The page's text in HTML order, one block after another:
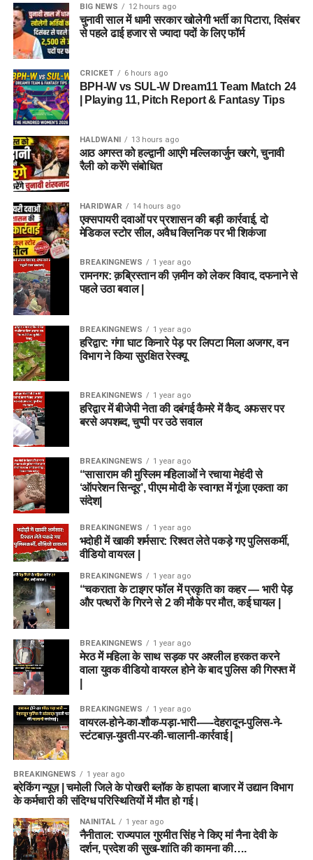
BIG NEWS 12 hours ago
चुनावी साल में धामी सरकार खोलेगी भर्ती का पिटारा, दिसंबर
से पहले ढाई हजार से ज्यादा पदों के लिए फॉर्म
CRICKET 6 hours ago
BPH-W vs SUL-W Dream11 Team Match 24
| Playing 11, Pitch Report & Fantasy Tips
HALDWANI 13 hours ago
आठ अगस्त को हल्द्वानी आएंगे मल्लिकार्जुन खरगे, चुनावी
रैली को करेंगे संबोधित
HARIDWAR 14 hours ago
एक्सपायरी दवाओं पर प्रशासन की बड़ी कार्रवाई, दो
मेडिकल स्टोर सील, अवैध क्लिनिक पर भी शिकंजा
BREAKINGNEWS 1 year ago
रामनगर: क़ब्रिस्तान की ज़मीन को लेकर विवाद, दफनाने से
पहले उठा बवाल |
BREAKINGNEWS 1 year ago
हरिद्वार: गंगा घाट किनारे पेड़ पर लिपटा मिला अजगर, वन
विभाग ने किया सुरक्षित रेस्क्यू
BREAKINGNEWS 1 year ago
हरिद्वार में बीजेपी नेता की दबंगई कैमरे में कैद, अफसर पर
बरसे अपशब्द, चुप्पी पर उठे सवाल
BREAKINGNEWS 1 year ago
“सासाराम की मुस्लिम महिलाओं ने रचाया मेहंदी से
‘ऑपरेशन सिन्दूर’, पीएम मोदी के स्वागत में गूंजा एकता का
संदेश|
BREAKINGNEWS 1 year ago
भदोही में खाकी शर्मसार: रिश्वत लेते पकड़े गए पुलिसकर्मी,
वीडियो वायरल |
BREAKINGNEWS 1 year ago
“चकराता के टाइगर फॉल में प्रकृति का कहर — भारी पेड़
और पत्थरों के गिरने से 2 की मौके पर मौत, कई घायल |
BREAKINGNEWS 1 year ago
मेरठ में महिला के साथ सड़क पर अश्लील हरकत करने
वाला युवक वीडियो वायरल होने के बाद पुलिस की गिरफ्त में
BREAKINGNEWS 1 year ago
वायरल-होने-का-शौक-पड़ा-भारी-—-देहरादून-पुलिस-ने-
स्टंटबाज़-युवती-पर-की-चालानी-कार्रवाई |
BREAKINGNEWS 1 year ago
ब्रेकिंग न्यूज़ | चमोली जिले के पोखरी ब्लॉक के हापला बाजार में उद्यान विभाग
के कर्मचारी की संदिग्ध परिस्थितियों में मौत हो गई।
NAINITAL 1 year ago
नैनीताल: राज्यपाल गुरमीत सिंह ने किए मां नैना देवी के
दर्शन, प्रदेश की सुख-शांति की कामना की….